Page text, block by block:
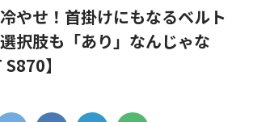
やせ！首掛けにもなるベルト
択肢も「あり」なんじゃな
】